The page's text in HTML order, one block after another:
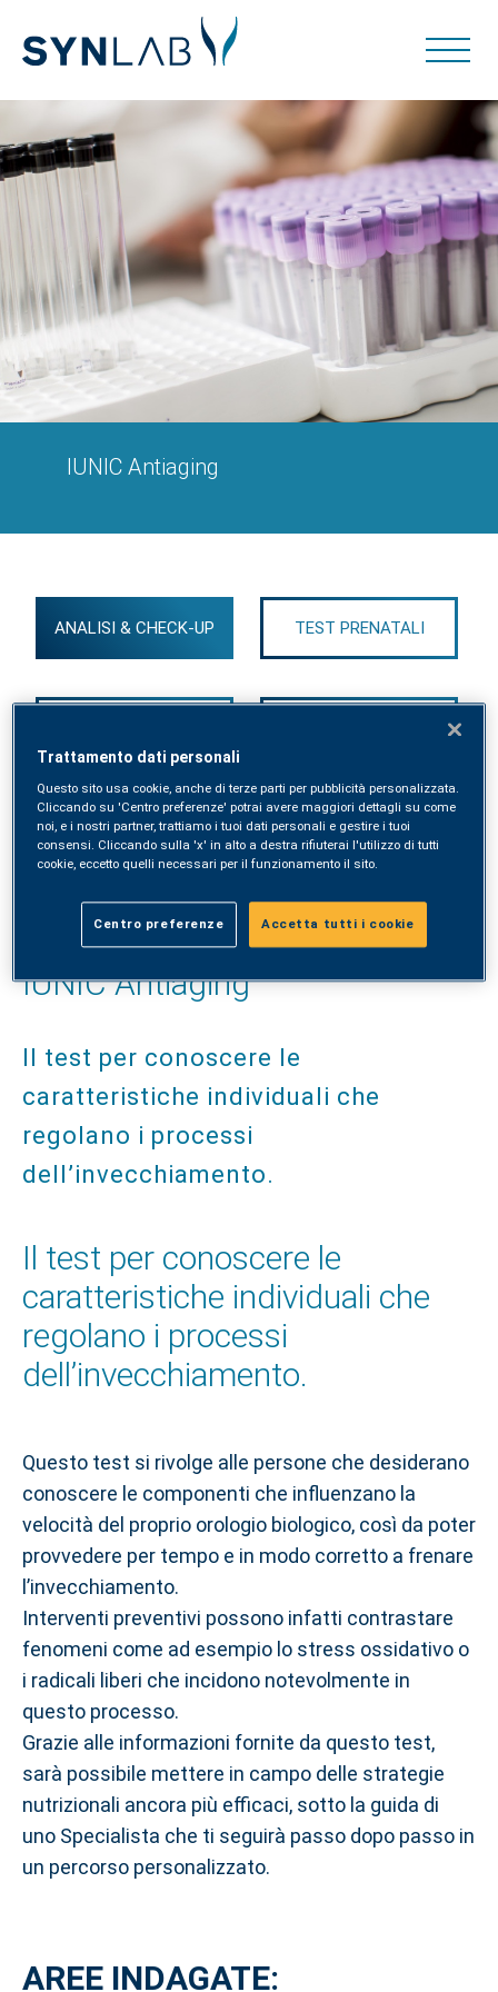
IUNIC Antiaging
ANALISI & CHECK-UP TEST PRENATALI
VADEMECUM COMPLETO ANALISI
IUNIC Antiaging
Il test per conoscere le
caratteristiche individuali che
regolano i processi
dell’invecchiamento.
Il test per conoscere le
caratteristiche individuali che
regolano i processi
dell’invecchiamento.
Questo test si rivolge alle persone che desiderano
conoscere le componenti che influenzano la
velocità del proprio orologio biologico, così da poter
provvedere per tempo e in modo corretto a frenare
l’invecchiamento.
Interventi preventivi possono infatti contrastare
fenomeni come ad esempio lo stress ossidativo o
i radicali liberi che incidono notevolmente in
questo processo.
Grazie alle informazioni fornite da questo test,
sarà possibile mettere in campo delle strategie
nutrizionali ancora più efficaci, sotto la guida di
uno Specialista che ti seguirà passo dopo passo in
un percorso personalizzato.
AREE INDAGATE:
Trattamento dati personali
Questo sito usa cookie, anche di terze parti per pubblicità personalizzata.
Cliccando su 'Centro preferenze' potrai avere maggiori dettagli su come
noi, e i nostri partner, trattiamo i tuoi dati personali e gestire i tuoi
consensi. Cliccando sulla 'x' in alto a destra rifiuterai l'utilizzo di tutti
cookie, eccetto quelli necessari per il funzionamento il sito.
Centro preferenze Accetta tutti i cookie